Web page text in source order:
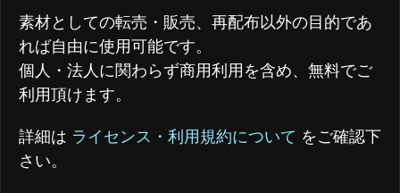
素材としての転売・販売、再配布以外の目的であ
れば自由に使用可能です。
個人・法人に関わらず商用利用を含め、無料でご
利用頂けます。
詳細は ライセンス・利用規約について をご確認下
さい。